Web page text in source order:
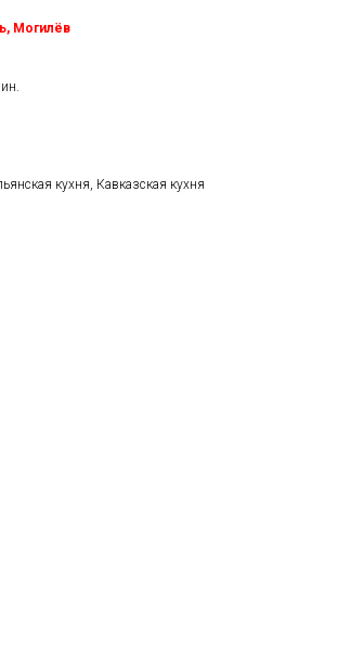
Могилёв
кухня, Кавказская кухня